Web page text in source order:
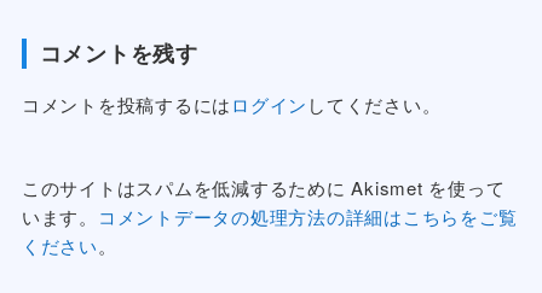
コメントを残す
コメントを投稿するにはログイン してください。
このサイトはスパムを低減するために Akismet を使って
います。 コメントデータの処理方法の詳細はこちらをご覧
ください。